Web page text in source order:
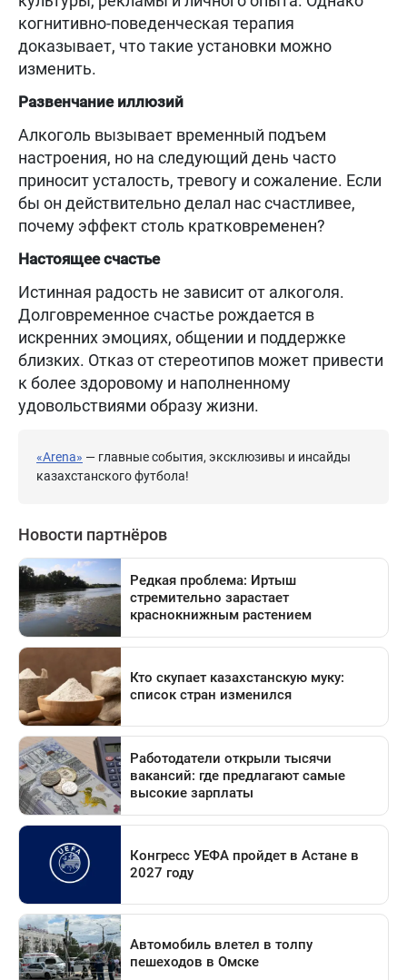
когнитивно-поведенческая терапия
доказывает, что такие установки можно
изменить.
Развенчание иллюзий
Алкоголь вызывает временный подъем
настроения, но на следующий день часто
приносит усталость, тревогу и сожаление. Если
бы он действительно делал нас счастливее,
почему эффект столь кратковременен?
Настоящее счастье
Истинная радость не зависит от алкоголя.
Долговременное счастье рождается в
искренних эмоциях, общении и поддержке
близких. Отказ от стереотипов может привести
к более здоровому и наполненному
удовольствиями образу жизни.
«Arena» — главные события, эксклюзивы и инсайды
казахстанского футбола!